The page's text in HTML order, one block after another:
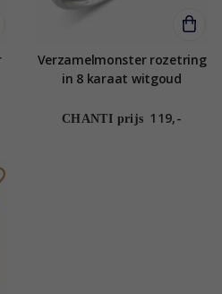
Verzamelmonster rozetring
in 8 karaat witgoud
CHANTI prijs 119,-